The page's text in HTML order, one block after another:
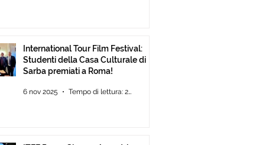
International Tour Film Festival:
Studenti della Casa Culturale di
Sarba premiati a Roma!
6 nov 2025 Tempo di lettura: 2 min